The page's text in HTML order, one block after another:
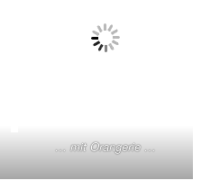
… mit Orangerie …